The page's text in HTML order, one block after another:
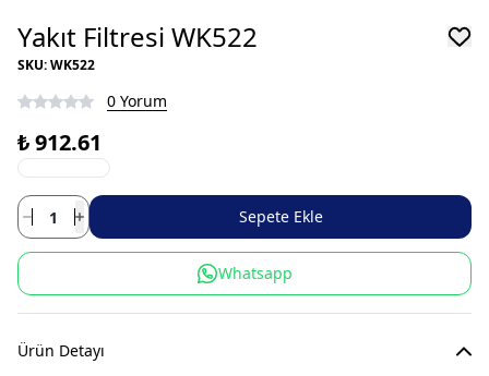
Yakıt Filtresi WK522
SKU:WK522
0 Yorum
₺ 912.61
Sepete Ekle
Whatsapp
Ürün Detayı